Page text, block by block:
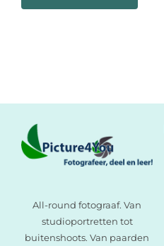
All-round fotograaf. Van
studioportretten tot
buitenshoots. Van paarden